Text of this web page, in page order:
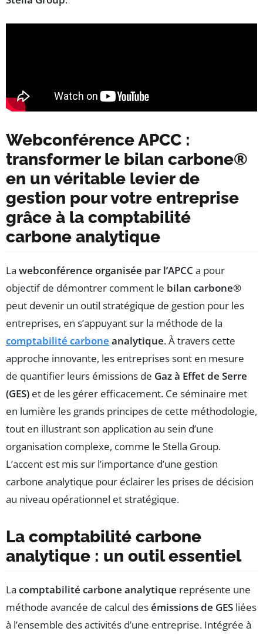
Webconférence APCC :
transformer le bilan carbone®
en un véritable levier de
gestion pour votre entreprise
grâce à la comptabilité
carbone analytique
La webconférence organisée par l’APCC a pour
objectif de démontrer comment le bilan carbone®
peut devenir un outil stratégique de gestion pour les
entreprises, en s’appuyant sur la méthode de la
comptabilité carbone analytique. À travers cette
approche innovante, les entreprises sont en mesure
de quantifier leurs émissions de Gaz à Effet de Serre
(GES) et de les gérer efficacement. Ce séminaire met
en lumière les grands principes de cette méthodologie,
tout en illustrant son application au sein d’une
organisation complexe, comme le Stella Group.
L’accent est mis sur l’importance d’une gestion
carbone analytique pour éclairer les prises de décision
au niveau opérationnel et stratégique.
La comptabilité carbone
analytique : un outil essentiel
La comptabilité carbone analytique représente une
méthode avancée de calcul desémissions de GES liées
à l’ensemble des activités d’une entreprise. Intégrée à